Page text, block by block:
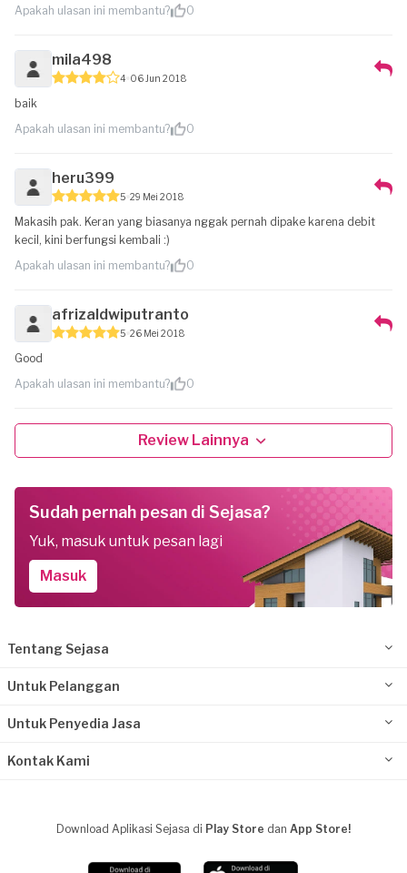
Apakah ulasan ini membantu?
0
mila498
4 06 Jun 2018
baik
Apakah ulasan ini membantu?
0
heru399
5 29 Mei 2018
Makasih pak. Keran yang biasanya nggak pernah dipake karena debit
kecil, kini berfungsi kembali :)
Apakah ulasan ini membantu?
0
afrizaldwiputranto
5 26 Mei 2018
Good
Apakah ulasan ini membantu?
0
Review Lainnya
Sudah pernah pesan di Sejasa?
Yuk, masuk untuk pesan lagi
Masuk
Tentang Sejasa
Untuk Pelanggan
Untuk Penyedia Jasa
Kontak Kami
Download Aplikasi Sejasa di Play Store dan App Store!